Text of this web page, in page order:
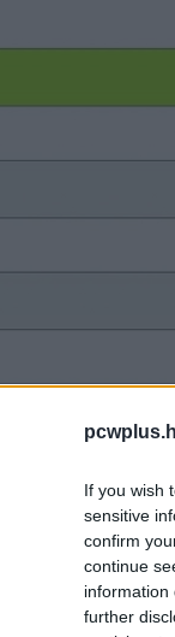
If you wish
sensitive
confirm
continue
information
further